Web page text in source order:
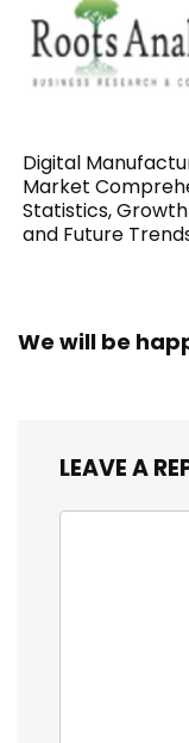
Digital
Market
Statistics,
and Future
We will be
LEAVE A